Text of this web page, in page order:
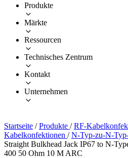
Produkte
Märkte
Ressourcen
Technisches Zentrum
Kontakt
Unternehmen
Startseite / Produkte / RF-
Kabelkonfektionen / N-Typ-zu-N-
Straight Bulkhead Jack IP67 to N-
400 50 Ohm 10 M ARC